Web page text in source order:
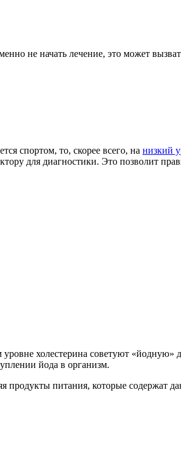
не начать лечение, это может
спортом, то, скорее всего, на низкий
для диагностики. Это позволит
холестерина советуют «йодную»
йода в организм.
продукты питания, которые содержат